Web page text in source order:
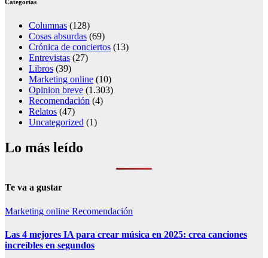
Categorías
Columnas (128)
Cosas absurdas (69)
Crónica de conciertos (13)
Entrevistas (27)
Libros (39)
Marketing online (10)
Opinion breve (1.303)
Recomendación (4)
Relatos (47)
Uncategorized (1)
Lo más leído
Te va a gustar
Marketing online Recomendación
Las 4 mejores IA para crear música en 2025: crea canciones
increíbles en segundos